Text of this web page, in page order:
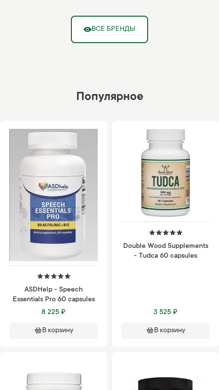
ВСЕ БРЕНДЫ
Популярное
ASDHelp - Speech
Essentials Pro 60 capsules
8 225 ₽
В корзину
Double Wood Supplements
- Tudca 60 capsules
3 525 ₽
В корзину